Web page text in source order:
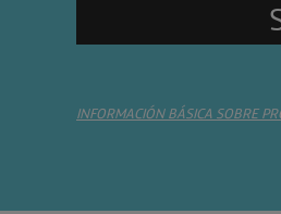
INFORMACIÓN BÁSICA SOBRE